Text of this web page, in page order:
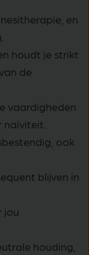
en
houdt je strikt
de
vaardigheden
naïviteit.
ook
blijven in
jou
houding,